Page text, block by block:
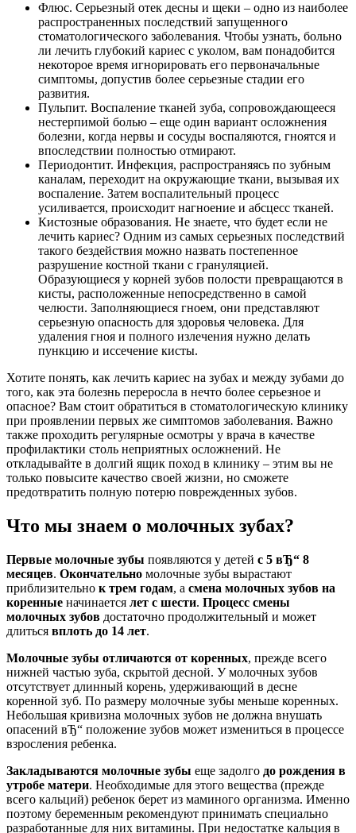
Флюс. Серьезный отек десны и щеки – одно из наиболее
распространенных последствий запущенного
стоматологического заболевания. Чтобы узнать, больно
ли лечить глубокий кариес с уколом, вам понадобится
некоторое время игнорировать его первоначальные
симптомы, допустив более серьезные стадии его
развития.
Пульпит. Воспаление тканей зуба, сопровождающееся
нестерпимой болью – еще один вариант осложнения
болезни, когда нервы и сосуды воспаляются, гноятся и
впоследствии полностью отмирают.
Периодонтит. Инфекция, распространяясь по зубным
каналам, переходит на окружающие ткани, вызывая их
воспаление. Затем воспалительный процесс
усиливается, происходит нагноение и абсцесс тканей.
Кистозные образования. Не знаете, что будет если не
лечить кариес? Одним из самых серьезных последствий
такого бездействия можно назвать постепенное
разрушение костной ткани с грануляцией.
Образующиеся у корней зубов полости превращаются в
кисты, расположенные непосредственно в самой
челюсти. Заполняющиеся гноем, они представляют
серьезную опасность для здоровья человека. Для
удаления гноя и полного излечения нужно делать
пункцию и иссечение кисты.
Хотите понять, как лечить кариес на зубах и между зубами до
того, как эта болезнь переросла в нечто более серьезное и
опасное? Вам стоит обратиться в стоматологическую клинику
при проявлении первых же симптомов заболевания. Важно
также проходить регулярные осмотры у врача в качестве
профилактики столь неприятных осложнений. Не
откладывайте в долгий ящик поход в клинику – этим вы не
только повысите качество своей жизни, но сможете
предотвратить полную потерю поврежденных зубов.
Что мы знаем о молочных зубах?
Первые молочные зубы появляются у детей с 5 вЂ“ 8
месяцев. Окончательно молочные зубы вырастают
приблизительно к трем годам, а смена молочных зубов на
коренные начинается лет с шести. Процесс смены
молочных зубов достаточно продолжительный и может
длиться вплоть до 14 лет.
Молочные зубы отличаются от коренных, прежде всего
нижней частью зуба, скрытой десной. У молочных зубов
отсутствует длинный корень, удерживающий в десне
коренной зуб. По размеру молочные зубы меньше коренных.
Небольшая кривизна молочных зубов не должна внушать
опасений вЂ“ положение зубов может измениться в процессе
взросления ребенка.
Закладываются молочные зубы еще задолго до рождения в
утробе матери. Необходимые для этого вещества (прежде
всего кальций) ребенок берет из маминого организма. Именно
поэтому беременным рекомендуют принимать специально
разработанные для них витамины. При недостатке кальция в